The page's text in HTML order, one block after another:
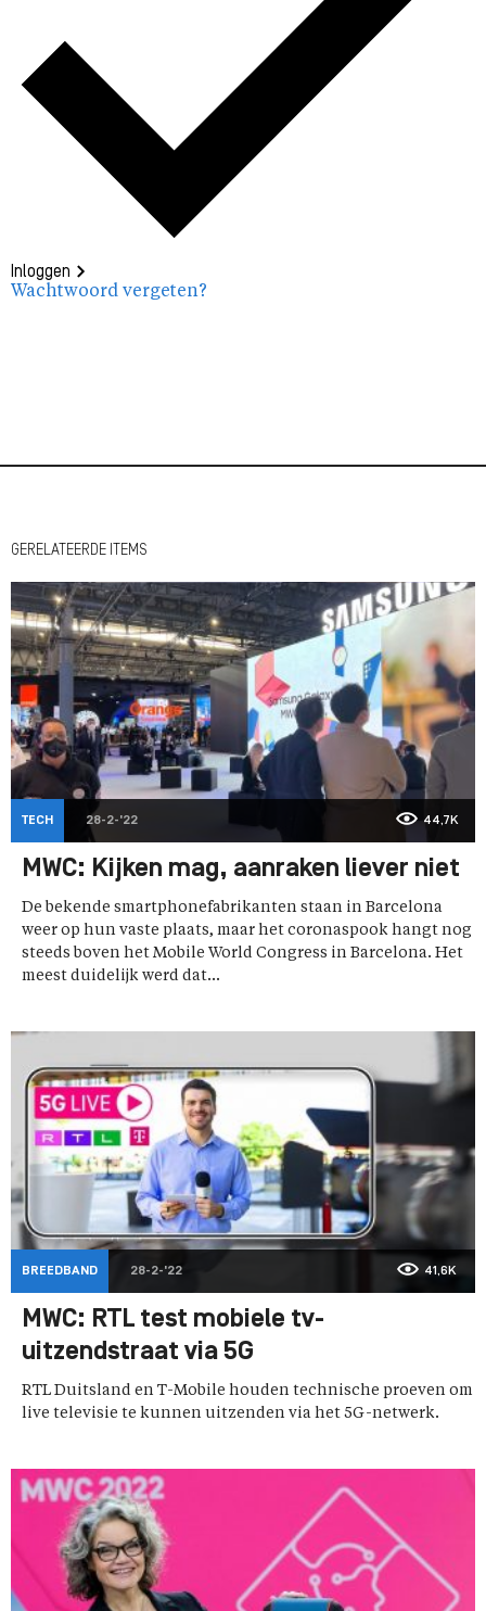
Inloggen
Wachtwoord vergeten?
GERELATEERDE ITEMS
TECH 28-2-'22 44,7K
MWC: Kijken mag, aanraken liever niet
De bekende smartphonefabrikanten staan in Barcelona
weer op hun vaste plaats, maar het coronaspook hangt nog
steeds boven het Mobile World Congress in Barcelona. Het
meest duidelijk werd dat...
BREEDBAND 28-2-'22 41,6K
MWC: RTL test mobiele tv-
uitzendstraat via 5G
RTL Duitsland en T-Mobile houden technische proeven om
live televisie te kunnen uitzenden via het 5G-netwerk.